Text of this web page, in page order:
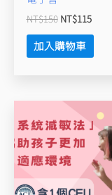
NT$150 NT$115
加入購物車